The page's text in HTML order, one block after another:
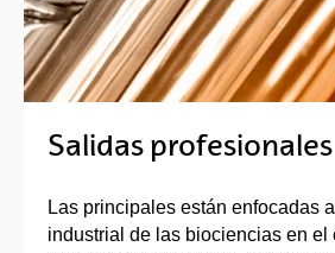
Salidas profesionales
Las principales están enfocadas
industrial de las biociencias en el